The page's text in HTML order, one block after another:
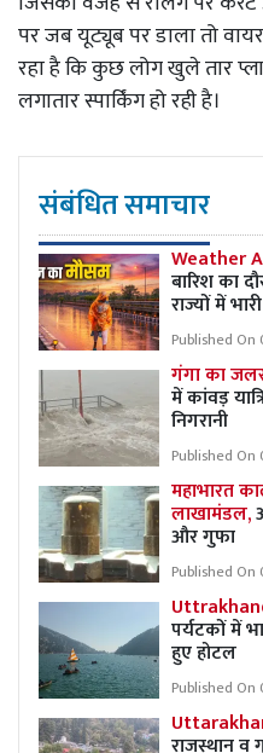
पर जब यूट्यूब पर डाला तो
रहा है कि कुछ लोग खुले तार
लगातार स्पार्किंग हो रही है।
संबंधित समाचार
Weather
बारिश का
राज्यों में
Published
गंगा का
में कांवड़
निगरानी
Published
महाभारत
लाखामंडल,
और गुफा
Published
पर्यटकों में
हुए होटल
Published